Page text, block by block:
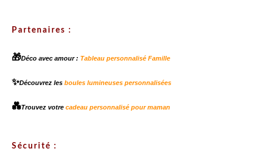
Partenaires :
🎁Déco avec amour : Tableau personnalisé Famille
✨Découvrez les boules lumineuses personnalisées
💑Trouvez votre cadeau personnalisé pour maman
Sécurité :